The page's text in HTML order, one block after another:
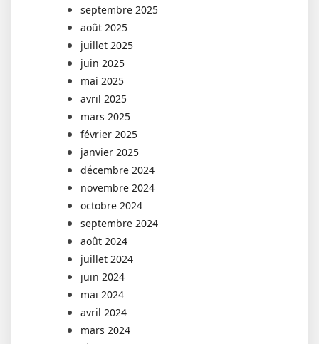
septembre 2025
août 2025
juillet 2025
juin 2025
mai 2025
avril 2025
mars 2025
février 2025
janvier 2025
décembre 2024
novembre 2024
octobre 2024
septembre 2024
août 2024
juillet 2024
juin 2024
mai 2024
avril 2024
mars 2024